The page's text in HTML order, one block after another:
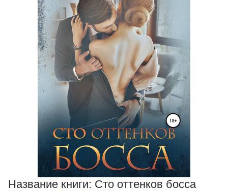
Название книги: Сто оттенков босса